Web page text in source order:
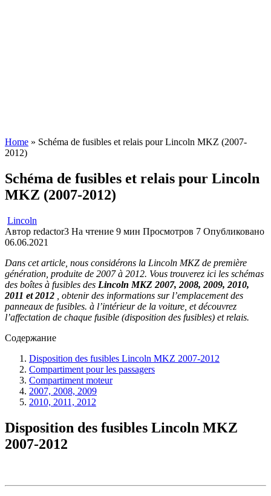
Home » Schéma de fusibles et relais pour Lincoln MKZ (2007-
2012)
Schéma de fusibles et relais pour Lincoln
MKZ (2007-2012)
Lincoln
Автор redactor3 На чтение 9 мин Просмотров 7 Опубликовано
06.06.2021
Dans cet article, nous considérons la Lincoln MKZ de première
génération, produite de 2007 à 2012. Vous trouverez ici les schémas
des boîtes à fusibles des Lincoln MKZ 2007, 2008, 2009, 2010,
2011 et 2012 , obtenir des informations sur l’emplacement des
panneaux de fusibles. à l’intérieur de la voiture, et découvrez
l’affectation de chaque fusible (disposition des fusibles) et relais.
Содержание
Disposition des fusibles Lincoln MKZ 2007-2012
Compartiment pour les passagers
Compartiment moteur
2007, 2008, 2009
2010, 2011, 2012
Disposition des fusibles Lincoln MKZ
2007-2012